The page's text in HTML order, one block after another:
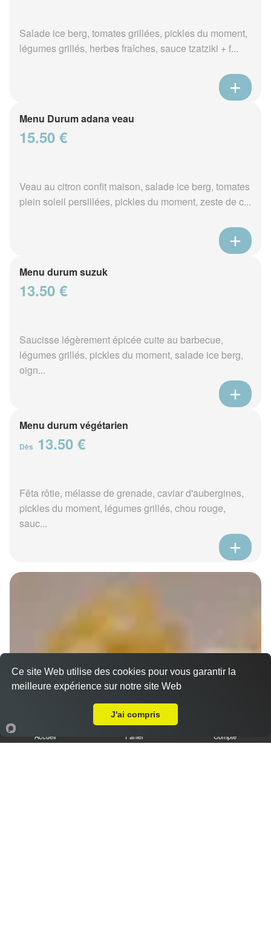
Salade ice berg, tomates grillées, pickles du moment,
légumes grillés, herbes fraîches, sauce tzatziki + f...
Menu Durum adana veau
15.50 €
Veau au citron confit maison, salade ice berg, tomates
plein soleil persillées, pickles du moment, zeste de c...
Menu durum suzuk
13.50 €
Saucisse légèrement épicée cuite au barbecue,
légumes grillés, pickles du moment, salade ice berg,
oign...
Menu durum végétarien
Dès 13.50 €
Fêta rôtie, mélasse de grenade, caviar d'aubergines,
pickles du moment, légumes grillés, chou rouge,
sauc...
Accueil Panier Compte
Ce site Web utilise des cookies pour vous garantir la
meilleure expérience sur notre site Web
J'ai compris